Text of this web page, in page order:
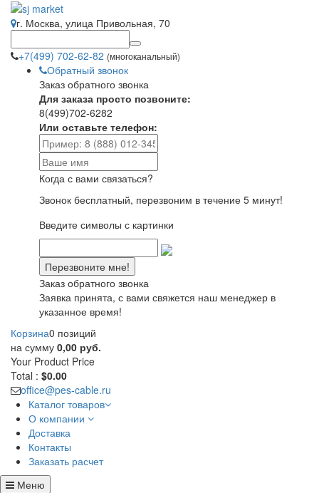
г. Москва, улица Привольная, 70
+7(499) 702-62-82 (многоканальный)
Обратный звонок
Заказ обратного звонка
Для заказа просто позвоните:
8(499)702-6282
Или оставьте телефон:
Когда с вами связаться?
Звонок бесплатный, перезвоним в течение 5 минут!
Введите символы с картинки
Заказ обратного звонка
Заявка принята, с вами свяжется наш менеджер в
указанное время!
Корзина0 позиций
на сумму 0,00 руб.
Your Product Price
Total : $0.00
office@pes-cable.ru
Каталог товаров
О компании
Доставка
Контакты
Заказать расчет
Меню